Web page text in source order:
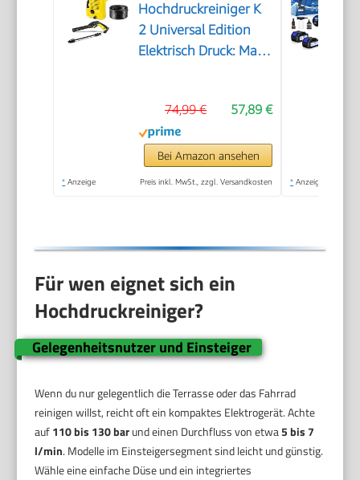
Hochdruckreiniger K
2 Universal Edition
Elektrisch Druck: Max.
Flächenleistung: 20
m²/h Wasserfilter
Gewicht: 38 kg
Hochdruckschlauch
57,89 €
74,99 €
Bei Amazon ansehen
* Anzeige Preis inkl. MwSt., zzgl. Versandkosten * Anzeige
Für wen eignet sich ein
Hochdruckreiniger?
Gelegenheitsnutzer und Einsteiger
Wenn du nur gelegentlich die Terrasse oder das Fahrrad
reinigen willst, reicht oft ein kompaktes Elektrogerät. Achte
auf110 bis 130 barund einen Durchfluss von etwa5 bis 7
l/min. Modelle im Einsteigersegment sind leicht und günstig.
Wähle eine einfache Düse und ein integriertes